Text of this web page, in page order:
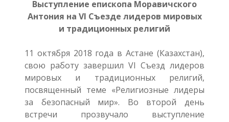
Выступление епископа Моравичского
Антония на VI Съезде лидеров мировых
и традиционных религий
11 октября 2018 года в Астане (Казахстан),
свою работу завершил VI Съезд лидеров
мировых и традиционных религий,
посвященный теме «Религиозные лидеры
за безопасный мир». Во второй день
встречи прозвучало выступление